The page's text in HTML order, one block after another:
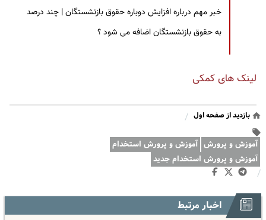
خبر مهم درباره افزایش دوباره حقوق بازنشستگان | چند درصد
به حقوق بازنشستگان اضافه می شود ؟
لینک های کمکی
بازدید از صفحه اول /
آموزش و پرورش آموزش و پرورش استخدام
آموزش و پرورش استخدام جدید
/
اخبار مرتبط